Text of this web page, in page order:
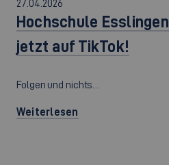
27.04.2026
Hochschule Esslingen
jetzt auf TikTok!
Folgen und nichts…
Weiterlesen